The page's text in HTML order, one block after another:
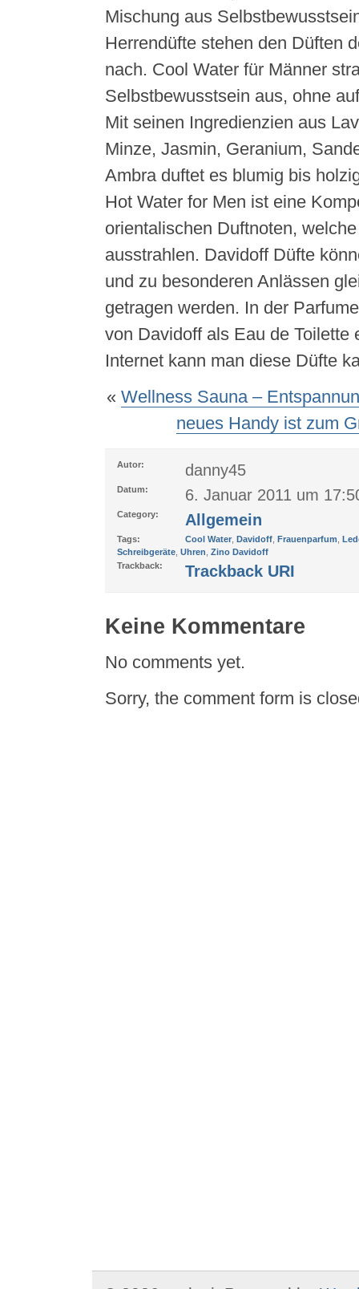
Mischung aus
Herrendüfte stehen den Düften
nach. Cool Water für Männer
Selbstbewusstsein aus, ohne
Mit seinen Ingredienzien aus
Minze, Jasmin, Geranium,
Ambra duftet es blumig bis
Hot Water for Men ist eine
orientalischen Duftnoten,
ausstrahlen. Davidoff Düfte
und zu besonderen Anlässen
getragen werden. In der
von Davidoff als Eau de Toilette
Internet kann man diese Düfte
« Wellness Sauna –
neues Handy ist zum
Autor: danny45
Datum: 6. Januar 2011 um
Category: Allgemein
Tags: Cool Water, Davidoff, Frauenparfum
Schreibgeräte, Uhren Zino Davidoff
Trackback:
Trackback URI
Keine Kommentare
No comments yet.
Sorry, the comment form is